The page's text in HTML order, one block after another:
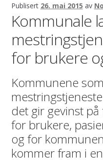
Publisert 26. mai 2015 av
Kommunale
for brukere
Kommunene
det gir gevinst
for brukere,
og for
kommer fram i